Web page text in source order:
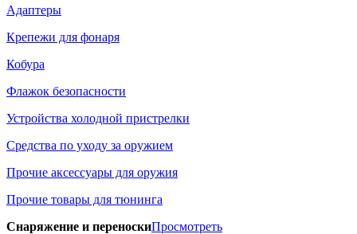
Адаптеры
Крепежи для фонаря
Кобура
Флажок безопасности
Устройства холодной пристрелки
Средства по уходу за оружием
Прочие аксессуары для оружия
Прочие товары для тюнинга
Снаряжение и переноскиПросмотреть